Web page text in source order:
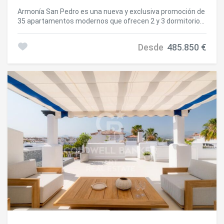
Armonía San Pedro es una nueva y exclusiva promoción de
35 apartamentos modernos que ofrecen 2 y 3 dormitorios,
estilo, confort y una ubicación privilegiada. Los interiores
Los ventanales de gran tamaño se abren hacia amplias
terrazas, ideales para relajarse, disfrutar del aire libre y
aprovechar las vistas. Los dúplex con solárium suman un
espacio exterior extra para tomar el sol o celebrar
momentos al aire libre. El diseño del complejo es
contemporáneo y elegante. Incluye aparcamiento
subterráneo seguro para residentes y locales comerciales
en planta baja, lo que aporta comodidad al día a día. Cada
detalle está pensado para conjugar funcionalidad y
estética. En cuanto a ubicación, Armonía San Pedro se
sitúa en el corazón de San Pedro de Alcántara (Marbella),
una zona práctica y bien comunicada. Tendrás cerca
tiendas, supermercados, colegios, instalaciones
deportivas, centros de salud y una abundante oferta de
restauración y ocio, así como cafeterías. Además, cuenta
Desde 485.850 €